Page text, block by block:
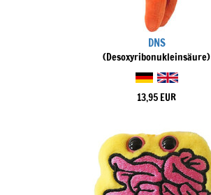
DNS
(Desoxyribonukleinsäure)
13,95 EUR